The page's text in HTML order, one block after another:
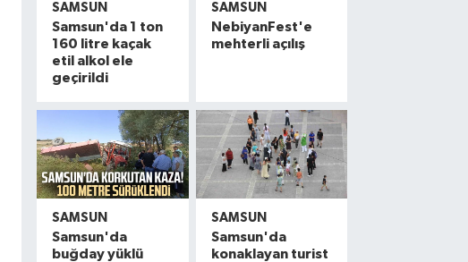
SAMSUN
Samsun'da 1 ton
160 litre kaçak
etil alkol ele
geçirildi
SAMSUN
NebiyanFest'e
mehterli açılış
SAMSUN
Samsun'da
buğday yüklü
SAMSUN
Samsun'da
konaklayan turist